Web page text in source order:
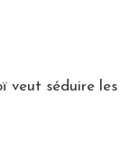
veut séduire les